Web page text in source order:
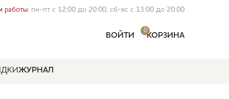
работы: пн-пт с 12:00 до 20:00, сб-вс с 13:00 до 20:00
ВОЙТИ
0
КОРЗИНА
ЖУРНАЛ